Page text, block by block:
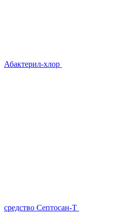
Абактерил-хлор
средство Септосан-Т